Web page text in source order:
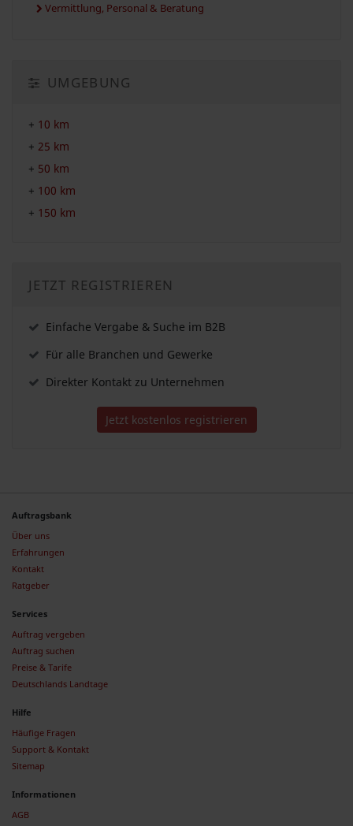
Vermittlung, Personal & Beratung
UMGEBUNG
+ 10 km
+ 25 km
+ 50 km
+ 100 km
+ 150 km
JETZT REGISTRIEREN
Einfache Vergabe & Suche im B2B
Für alle Branchen und Gewerke
Direkter Kontakt zu Unternehmen
Jetzt kostenlos registrieren
Auftragsbank
Über uns
Erfahrungen
Kontakt
Ratgeber
Services
Auftrag vergeben
Auftrag suchen
Preise & Tarife
Deutschlands Landtage
Hilfe
Häufige Fragen
Support & Kontakt
Sitemap
Informationen
AGB